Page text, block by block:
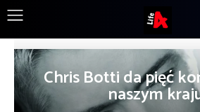
Chris Botti da pięć
naszym